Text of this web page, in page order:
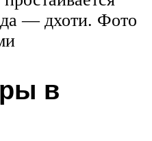
— дхоти. Фото
в